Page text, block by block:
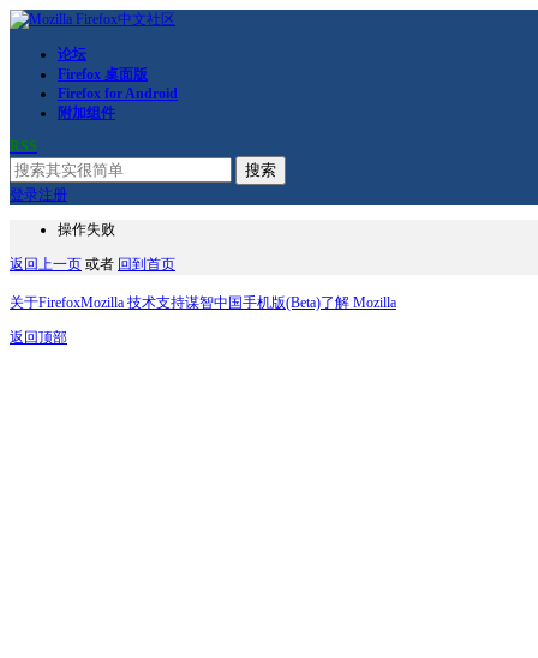
论坛
Firefox 桌面版
Firefox for Android
附加组件
RSS
搜索
登录注册
操作失败
返回上一页 或者 回到首页
关于FirefoxMozilla 技术支持谋智中国手机版(Beta)了解 Mozilla
返回顶部